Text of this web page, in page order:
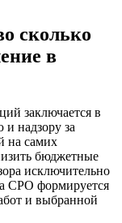
сколько
в
заключается в
надзору за
на самих
бюджетные
исключительно
СРО формируется
и выбранной